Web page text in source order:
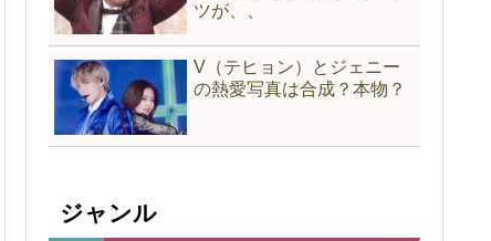
ツが、、
V（テヒョン）とジェニー
の熱愛写真は合成？本物？
ジャンル